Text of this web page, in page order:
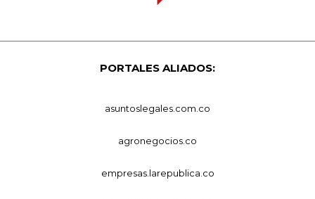
PORTALES ALIADOS:
asuntoslegales.com.co
agronegocios.co
empresas.larepublica.co